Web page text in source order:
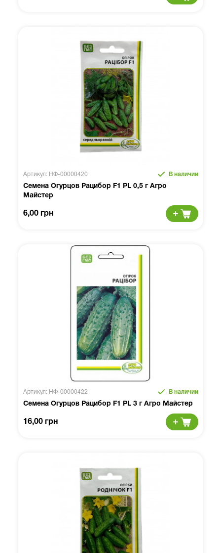
Артикул: НФ-00000420 В наличии
Семена Огурцов Рацибор F1 PL 0,5 г Агро
Майстер
6,00 грн
Артикул: НФ-00000422 В наличии
Семена Огурцов Рацибор F1 PL 3 г Агро Майстер
16,00 грн